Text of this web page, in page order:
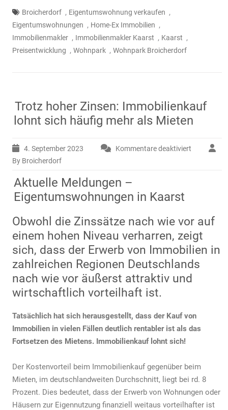
Broicherdorf , Eigentumswohnung verkaufen ,
Eigentumswohnungen , Home-Ex Immobilien ,
Immobilienmakler , Immobilienmakler Kaarst , Kaarst ,
Preisentwicklung , Wohnpark , Wohnpark Broicherdorf
Trotz hoher Zinsen: Immobilienkauf
lohnt sich häufig mehr als Mieten
4. September 2023 Kommentare deaktiviert
häufig
mehr
als
Mieten
By Broicherdorf
Aktuelle Meldungen –
Eigentumswohnungen in Kaarst
Obwohl die Zinssätze nach wie vor auf
einem hohen Niveau verharren, zeigt
sich, dass der Erwerb von Immobilien in
zahlreichen Regionen Deutschlands
nach wie vor äußerst attraktiv und
wirtschaftlich vorteilhaft ist.
Tatsächlich hat sich herausgestellt, dass der Kauf von
Immobilien in vielen Fällen deutlich rentabler ist als das
Fortsetzen des Mietens. Immobilienkauf lohnt sich!
Der Kostenvorteil beim Immobilienkauf gegenüber beim
Mieten, im deutschlandweiten Durchschnitt, liegt bei rd. 8
Prozent. Dies bedeutet, dass der Erwerb von Wohnungen oder
Häusern zur Eigennutzung finanziell weitaus vorteilhafter ist